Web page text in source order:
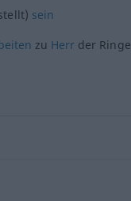
sein
zu Herrder Ringe